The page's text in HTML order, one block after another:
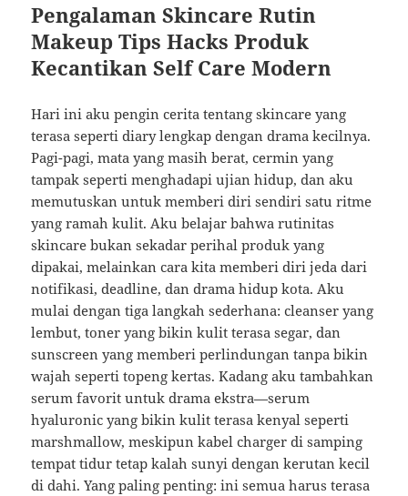
Pengalaman Skincare Rutin
Makeup Tips Hacks Produk
Kecantikan Self Care Modern
Hari ini aku pengin cerita tentang skincare yang
terasa seperti diary lengkap dengan drama kecilnya.
Pagi-pagi, mata yang masih berat, cermin yang
tampak seperti menghadapi ujian hidup, dan aku
memutuskan untuk memberi diri sendiri satu ritme
yang ramah kulit. Aku belajar bahwa rutinitas
skincare bukan sekadar perihal produk yang
dipakai, melainkan cara kita memberi diri jeda dari
notifikasi, deadline, dan drama hidup kota. Aku
mulai dengan tiga langkah sederhana: cleanser yang
lembut, toner yang bikin kulit terasa segar, dan
sunscreen yang memberi perlindungan tanpa bikin
wajah seperti topeng kertas. Kadang aku tambahkan
serum favorit untuk drama ekstra—serum
hyaluronic yang bikin kulit terasa kenyal seperti
marshmallow, meskipun kabel charger di samping
tempat tidur tetap kalah sunyi dengan kerutan kecil
di dahi. Yang paling penting: ini semua harus terasa